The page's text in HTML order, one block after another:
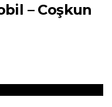
– Coşkun